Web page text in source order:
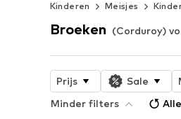
Kinderen Meisjes
Broeken (Corduroy)
Prijs Sale
Minder filters